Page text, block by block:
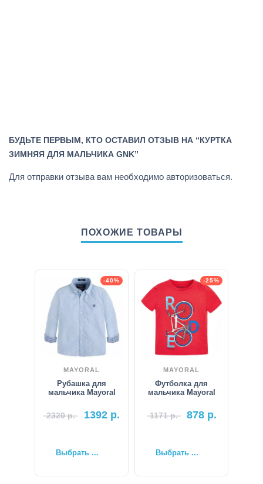
БУДЬТЕ ПЕРВЫМ, КТО ОСТАВИЛ ОТЗЫВ НА “КУРТКА
ЗИМНЯЯ ДЛЯ МАЛЬЧИКА GNK”
Для отправки отзыва вам необходимо авторизоваться.
ПОХОЖИЕ ТОВАРЫ
-40%
MAYORAL
Рубашка для
мальчика Mayoral
2320р. 1392 р.
Выбрать ...
-25%
MAYORAL
Футболка для
мальчика Mayoral
1171р. 878р.
Выбрать ...